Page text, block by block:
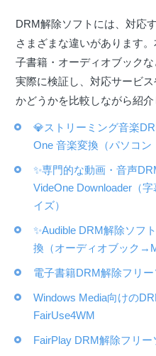
DRM解除ソフトには、対応
さまざまな違いがあります
子書籍・オーディオブック
実際に検証し、対応サービ
かどうかを比較しながら紹介
💎ストリーミング音楽
One 音楽変換（パソコン
✨専門的な動画・音声
VideOne Downloader（
イズ）
✨Audible DRM解除ソフ
換（オーディオブック
電子書籍DRM解除フリ
Windows Media向けの
FairUse4WM
FairPlay DRM解除フリ